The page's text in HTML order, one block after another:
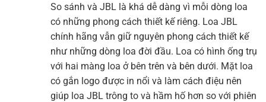
So sánh và JBL là khá dễ dàng vì mỗi dòng loa
có những phong cách thiết kế riêng. Loa JBL
chính hãng vẫn giữ nguyên phong cách thiết kế
như những dòng loa đời đầu. Loa có hình ống trụ
với hai màng loa ở bên trên và bên dưới. Mặt loa
có gắn logo được in nổi và làm cách điệu nên
giúp loa JBL trông to và hầm hố hơn so với phiên